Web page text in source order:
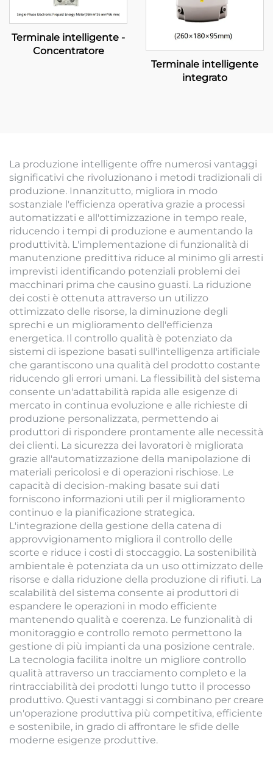
Terminale intelligente -
Concentratore
Terminale intelligente
integrato
La produzione intelligente offre numerosi vantaggi
significativi che rivoluzionano i metodi tradizionali di
produzione. Innanzitutto, migliora in modo
sostanziale l'efficienza operativa grazie a processi
automatizzati e all'ottimizzazione in tempo reale,
riducendo i tempi di produzione e aumentando la
produttività. L'implementazione di funzionalità di
manutenzione predittiva riduce al minimo gli arresti
imprevisti identificando potenziali problemi dei
macchinari prima che causino guasti. La riduzione
dei costi è ottenuta attraverso un utilizzo
ottimizzato delle risorse, la diminuzione degli
sprechi e un miglioramento dell'efficienza
energetica. Il controllo qualità è potenziato da
sistemi di ispezione basati sull'intelligenza artificiale
che garantiscono una qualità del prodotto costante
riducendo gli errori umani. La flessibilità del sistema
consente un'adattabilità rapida alle esigenze di
mercato in continua evoluzione e alle richieste di
produzione personalizzata, permettendo ai
produttori di rispondere prontamente alle necessità
dei clienti. La sicurezza dei lavoratori è migliorata
grazie all'automatizzazione della manipolazione di
materiali pericolosi e di operazioni rischiose. Le
capacità di decision-making basate sui dati
forniscono informazioni utili per il miglioramento
continuo e la pianificazione strategica.
L'integrazione della gestione della catena di
approvvigionamento migliora il controllo delle
scorte e riduce i costi di stoccaggio. La sostenibilità
ambientale è potenziata da un uso ottimizzato delle
risorse e dalla riduzione della produzione di rifiuti. La
scalabilità del sistema consente ai produttori di
espandere le operazioni in modo efficiente
mantenendo qualità e coerenza. Le funzionalità di
monitoraggio e controllo remoto permettono la
gestione di più impianti da una posizione centrale.
La tecnologia facilita inoltre un migliore controllo
qualità attraverso un tracciamento completo e la
rintracciabilità dei prodotti lungo tutto il processo
produttivo. Questi vantaggi si combinano per creare
un'operazione produttiva più competitiva, efficiente
e sostenibile, in grado di affrontare le sfide delle
moderne esigenze produttive.